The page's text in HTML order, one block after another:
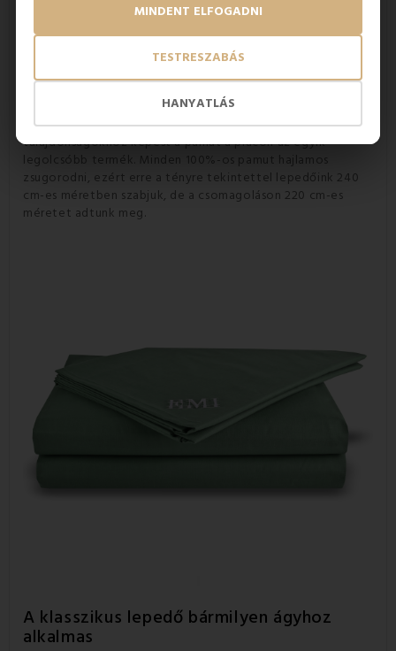
HANYATLÁS
TESTRESZABÁS
MINDENT ELFOGADNI
fog izzadni. A sűrű szövésű pamutból készített
lepedőkkényeztetik a kisgyermekek és allergiások
. A hagypmányos lepedő tökéletesen védi
halogéneket, nehézfémeket, peszticideket vagy egyéb
adalékanyagokat, csak 100%-ban pamutot. A kiváló
tulajdonságokhoz képest a pamut a piacon az egyik
legolcsóbb termék. Minden 100%-os pamut hajlamos
zsugorodni, ezért erre a tényre tekintettel lepedőink 240
cm-es méretben szabjuk, de a csomagoláson 220 cm-es
méretet adtunk meg.
A klasszikus lepedő bármilyen ágyhoz
alkalmas